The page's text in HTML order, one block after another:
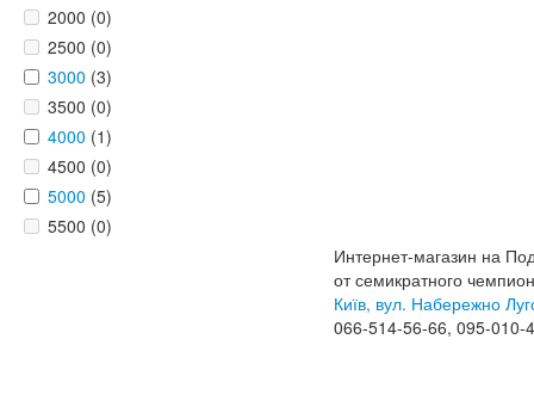
2000 (0)
2500 (0)
3000 (3)
3500 (0)
4000 (1)
4500 (0)
5000 (5)
5500 (0)
Интернет-магазин на
от семикратного
Київ, вул. Набережно
066-514-56-66, 095-010-